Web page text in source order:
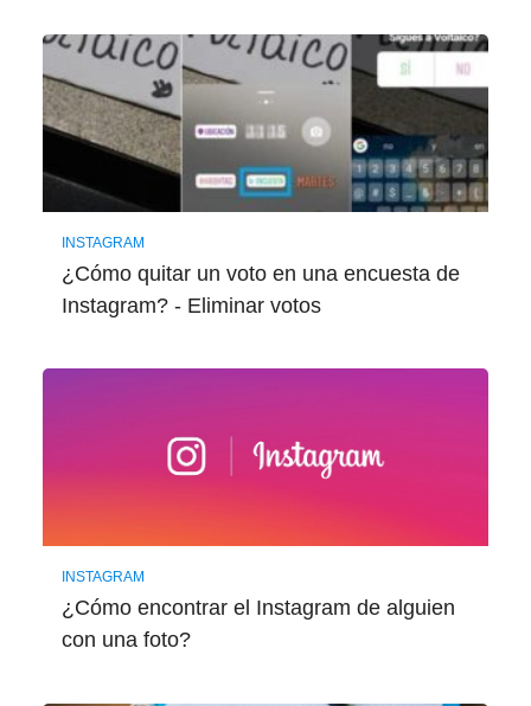
INSTAGRAM
¿Cómo quitar un voto en una encuesta de
Instagram? - Eliminar votos
INSTAGRAM
¿Cómo encontrar el Instagram de alguien
con una foto?